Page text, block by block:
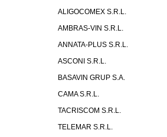
ALIGOCOMEX S.R.L.
AMBRAS-VIN S.R.L.
ANNATA-PLUS S.R.L.
ASCONI S.R.L.
BASAVIN GRUP S.A.
CAMA S.R.L.
TACRISCOM S.R.L.
TELEMAR S.R.L.